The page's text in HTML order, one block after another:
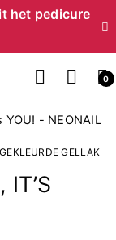
het pedicure
0
YOU! - NEONAIL
GEKLEURDE GELLAK
IT’S